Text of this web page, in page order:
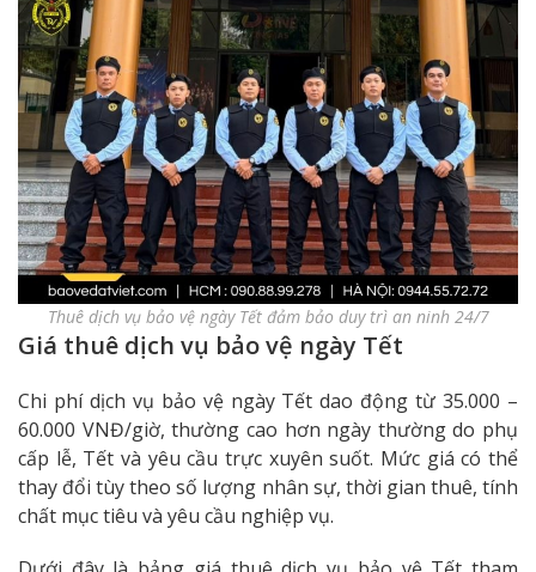
Thuê dịch vụ bảo vệ ngày Tết đảm bảo duy trì an ninh 24/7
Giá thuê dịch vụ bảo vệ ngày Tết
Chi phí dịch vụ bảo vệ ngày Tết dao động từ 35.000 –
60.000 VNĐ/giờ, thường cao hơn ngày thường do phụ
cấp lễ, Tết và yêu cầu trực xuyên suốt. Mức giá có thể
thay đổi tùy theo số lượng nhân sự, thời gian thuê, tính
chất mục tiêu và yêu cầu nghiệp vụ.